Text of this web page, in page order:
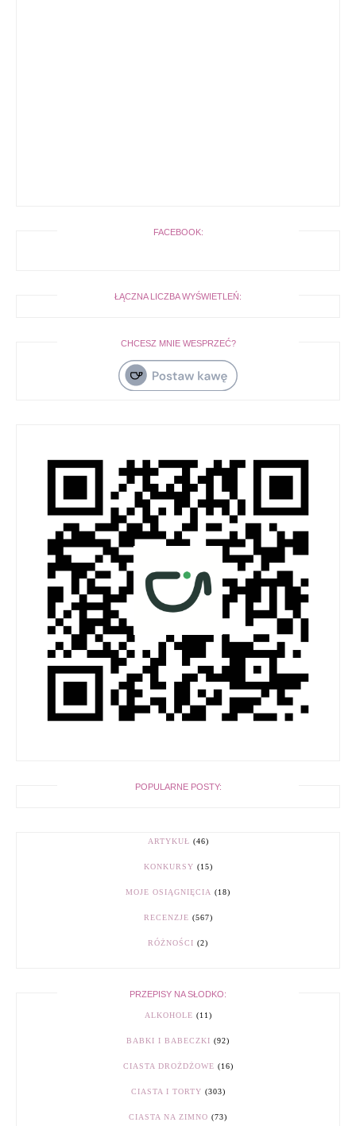
FACEBOOK:
ŁĄCZNA LICZBA WYŚWIETLEŃ:
CHCESZ MNIE WESPRZEĆ?
POPULARNE POSTY:
ARTYKUŁ (46)
KONKURSY (15)
MOJE OSIĄGNIĘCIA (18)
RECENZJE (567)
RÓŻNOŚCI (2)
PRZEPISY NA SŁODKO:
ALKOHOLE (11)
BABKI I BABECZKI (92)
CIASTA DROŻDŻOWE (16)
CIASTA I TORTY (303)
CIASTA NA ZIMNO (73)